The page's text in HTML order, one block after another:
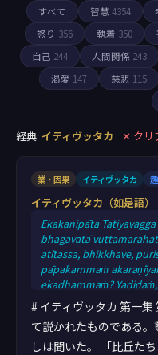
すべて 智慧 4354
怒り 356 執着 350
自己 244 人間関係 243
渇愛 147 慈悲 115
経典: イティヴッタカ ✕ クリ
業・因果 イティヴッタカ
イティヴッタカ（如是語
Ekakanipāta
bhagavatā
atītassa, bhikkhave,
pāpakammaṁ
ekadhammaṁ?
Tatthetaṁ iti vuccati:
jantuno;
Ayampi attho vutto
# イティヴッタカ 第一
て説かれたものである
しは聞いた。 「比丘た